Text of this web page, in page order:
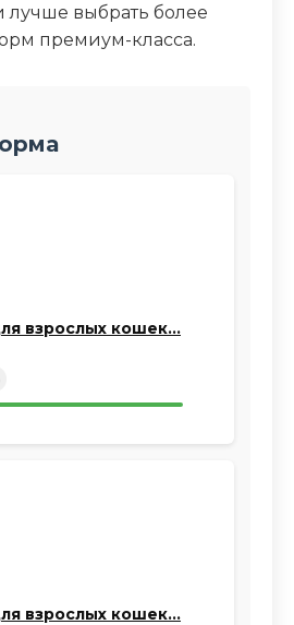
выбрать более
премиум-класса.
взрослых кошек…
взрослых кошек…